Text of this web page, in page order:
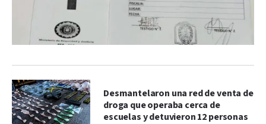
Desmantelaron una red de venta de
droga que operaba cerca de
escuelas y detuvieron 12 personas